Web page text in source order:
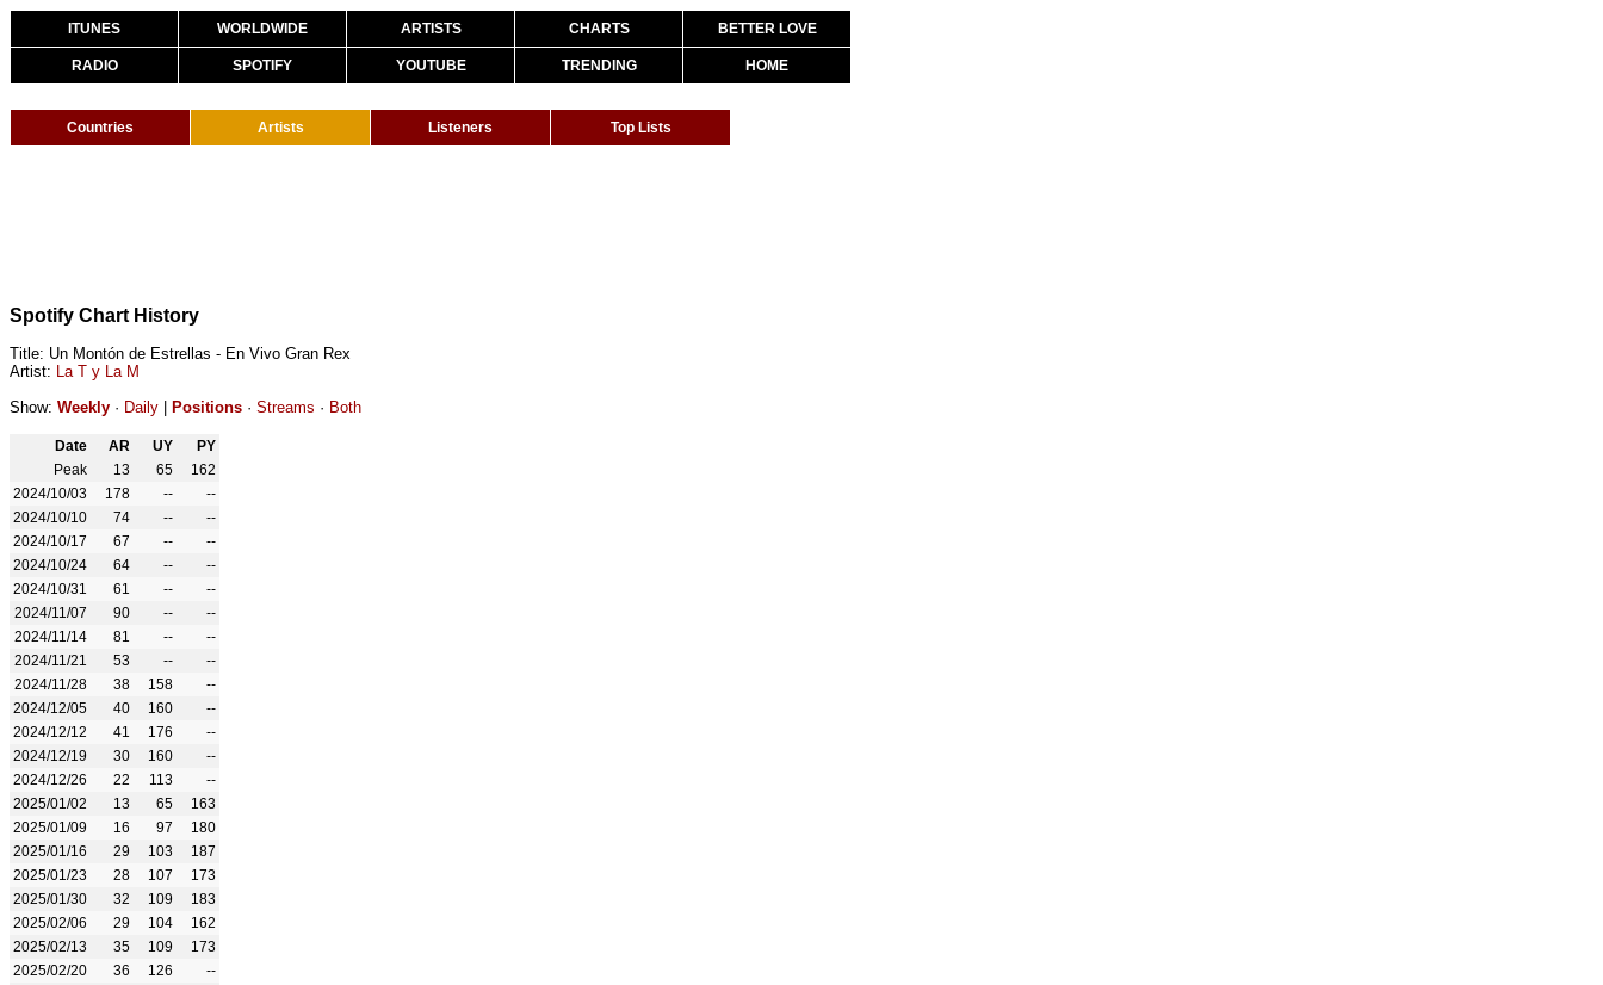
ITUNES WORLDWIDE ARTISTS CHARTS BETTER LOVE
RADIO SPOTIFY YOUTUBE TRENDING HOME
Countries Artists Listeners Top Lists
Spotify Chart History
Title: Un Montón de Estrellas - En Vivo Gran Rex
Artist: La T y La M
Show: Weekly · Daily Positions · Streams · Both
Date AR UY
PY
Peak
13 65
162
2024/10/03
178 --
--
2024/10/10
74 --
--
2024/10/17
67 --
--
2024/10/24
64 --
--
2024/10/31
61 --
--
2024/11/07
90 --
--
2024/11/14
81 --
--
2024/11/21
53 --
--
2024/11/28
38 158
--
2024/12/05
40 160
--
2024/12/12
41 176
--
2024/12/19
30 160
--
2024/12/26
22 113
--
2025/01/02
13 65
163
2025/01/09
16 97
180
2025/01/16
29 103
187
2025/01/23
28 107
173
2025/01/30
32 109
183
2025/02/06
29 104
162
2025/02/13
35 109
173
2025/02/20
36 126
--